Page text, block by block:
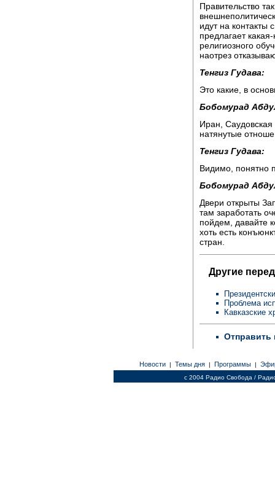
Правительство
идут на
предлагает
религиозного
наотрез
Тенгиз Гудава:
Это какие, в
Бобомурад
Иран,
натянутые
Тенгиз Гудава:
Видимо, понятно
Бобомурад
Двери открыты
там заработать
пойдем, давайте
хоть есть
стран.
Другие
Проблема
Кавказские
Отправить
Новости | Темы дня | Программы |
c 2004 Радио Свобода /